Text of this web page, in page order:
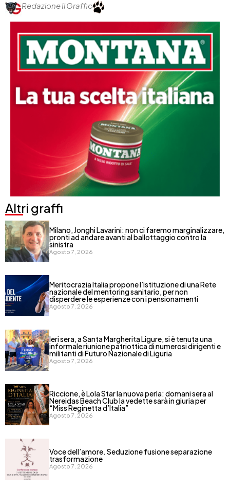
Altri graffi
Milano, Jonghi Lavarini: non ci faremo marginalizzare,
pronti ad andare avanti al ballottaggio contro la
sinistra
Agosto 7, 2026
Meritocrazia Italia propone l’istituzione di una Rete
nazionale del mentoring sanitario, per non
disperdere le esperienze con i pensionamenti
Agosto 7, 2026
Ieri sera, a Santa Margherita Ligure, si è tenuta una
informale riunione patriottica di numerosi dirigenti e
militanti di Futuro Nazionale di Liguria
Agosto 7, 2026
Riccione, è Lola Star la nuova perla: domani sera al
Nereidas Beach Club la vedette sarà in giuria per
“Miss Reginetta d’Italia”
Agosto 7, 2026
Voce dell’amore. Seduzione fusione separazione
trasformazione
Agosto 7, 2026
Redazione Il Graffio